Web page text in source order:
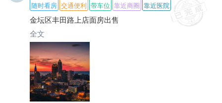
随时看房 交通便利 带车位 靠近商圈 靠近医院
金坛区丰田路上店面房出售
全文